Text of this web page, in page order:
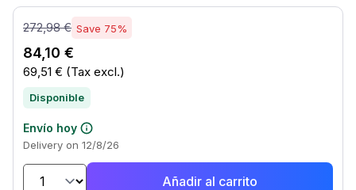
272,98 € Save 75%
84,10 €
69,51 € (Tax excl.)
Disponible
Envío hoy
Delivery on 12/8/26
Añadir al carrito